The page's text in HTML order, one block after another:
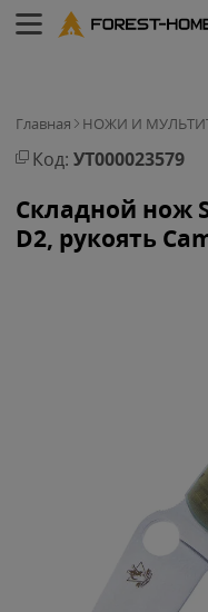
Главная НОЖИ И
Код: УТ000023579
Складной нож
D2, рукоять